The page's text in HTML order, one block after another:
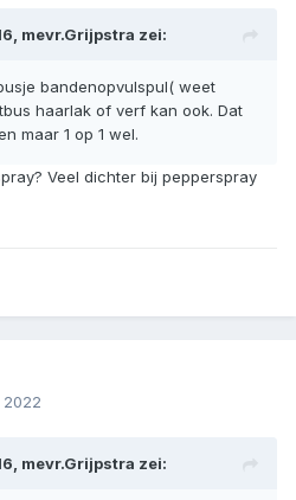
mevr.Grijpstra zei:
bandenopvulspul( weet
haarlak of verf kan ook. Dat
maar 1 op 1 wel.
Veel dichter bij pepperspray
mevr.Grijpstra zei: